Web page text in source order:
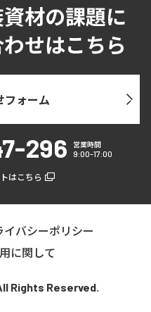
材の課題に
せはこちら
フォーム
296 営業時間
9:00-17:00
はこちら
イバシーポリシー
に関して
Rights Reserved.